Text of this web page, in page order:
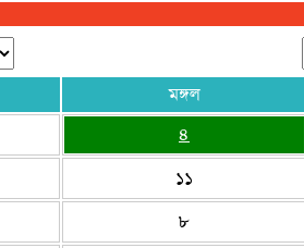
মঙ্গল
৪
১১
৮